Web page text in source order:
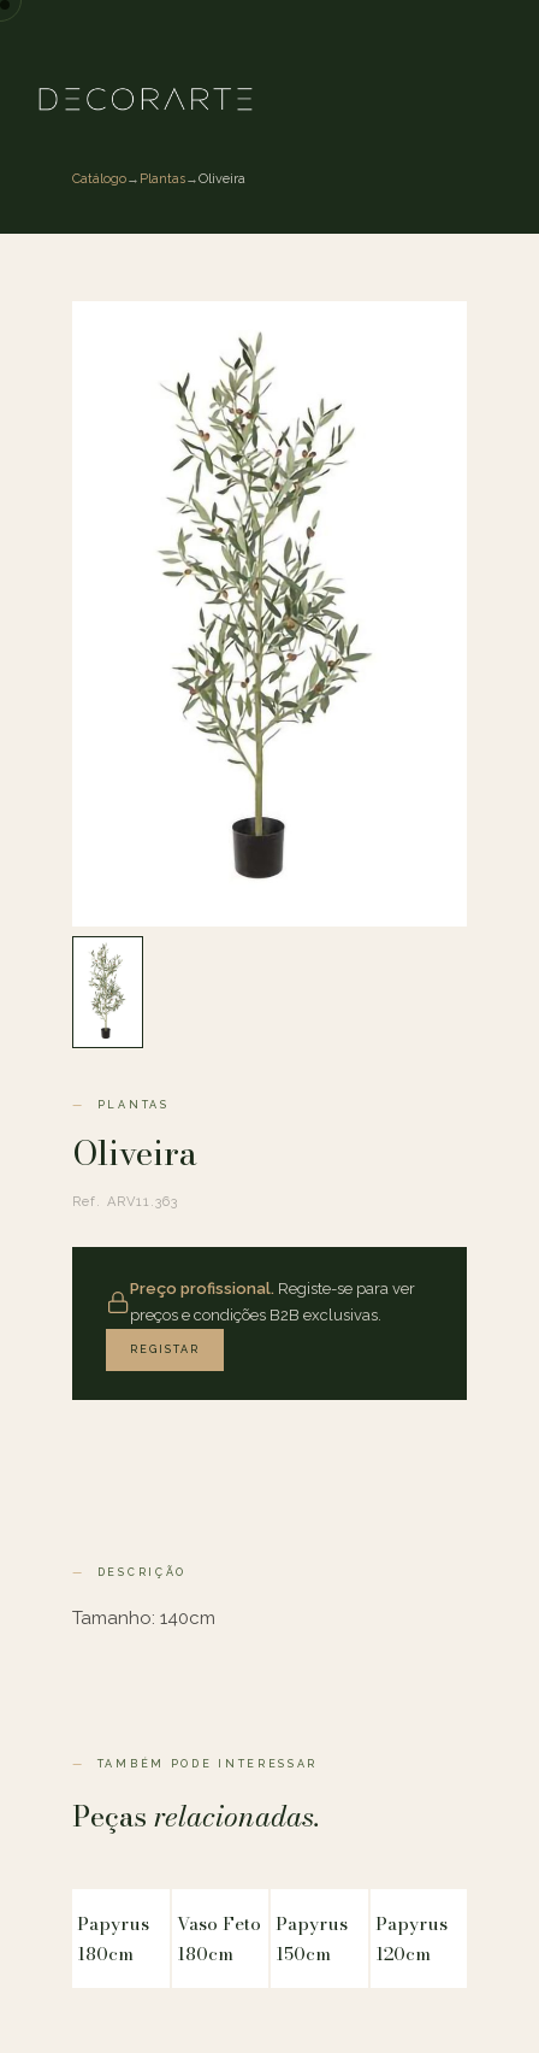
Catálogo→ Plantas→Oliveira
PLANTAS
Oliveira
Ref. ARV11.363
Preço profissional. Registe-se para ver
preços e condições B2B exclusivas.
REGISTAR
DESCRIÇÃO
Tamanho: 140cm
TAMBÉM PODE INTERESSAR
Peçasrelacionadas.
Papyrus
180cm
Vaso Feto
180cm
Papyrus
150cm
Papyrus
120cm